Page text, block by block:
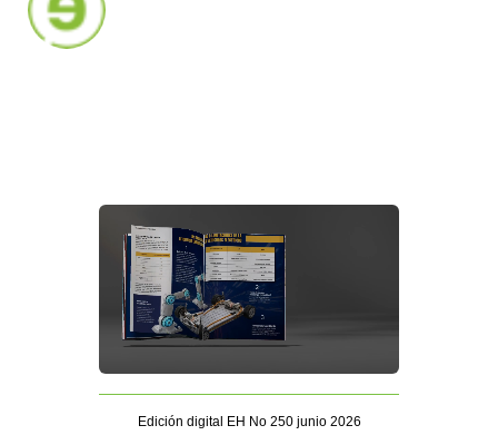
Edición digital EH No 250 junio 2026